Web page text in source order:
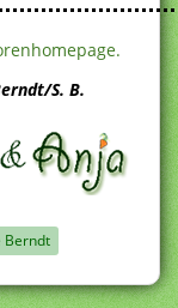
S. B.
Berndt